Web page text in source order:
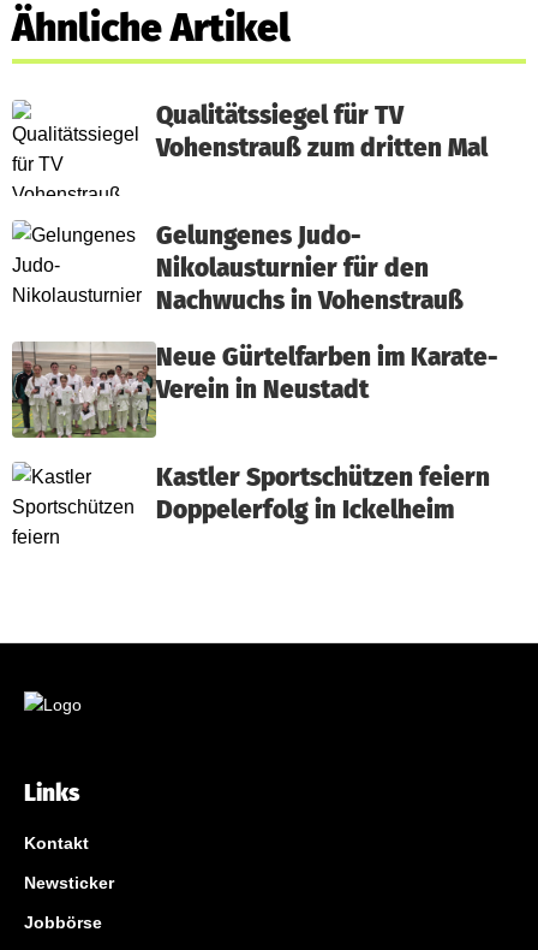
Ähnliche Artikel
Qualitätssiegel für TV
Vohenstrauß zum dritten Mal
Gelungenes Judo-
Nikolausturnier für den
Nachwuchs in Vohenstrauß
Neue Gürtelfarben im Karate-
Verein in Neustadt
Kastler Sportschützen feiern
Doppelerfolg in Ickelheim
Links
Kontakt
Newsticker
Jobbörse